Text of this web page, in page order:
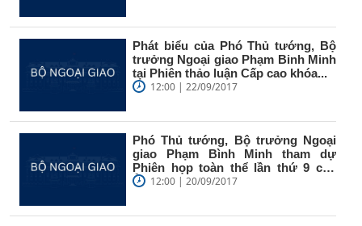
Phát biểu của Phó Thủ tướng, Bộ
trưởng Ngoại giao Phạm Binh Minh
tại Phiên thảo luận Cấp cao khóa...
12:00 | 22/09/2017
Phó Thủ tướng, Bộ trưởng Ngoại
giao Phạm Bình Minh tham dự
Phiên họp toàn thể lần thứ 9 của
Ủy...12:00 | 20/09/2017